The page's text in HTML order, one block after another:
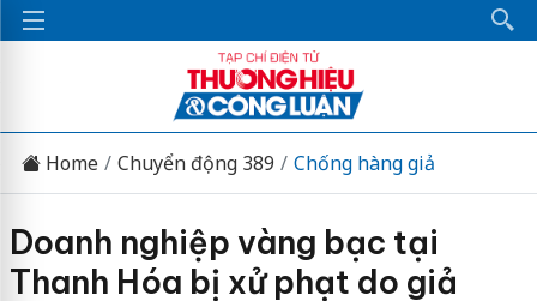
Home Chuyển động 389 Chống hàng giả
Doanh nghiệp vàng bạc tại
Thanh Hóa bị xử phạt do giả